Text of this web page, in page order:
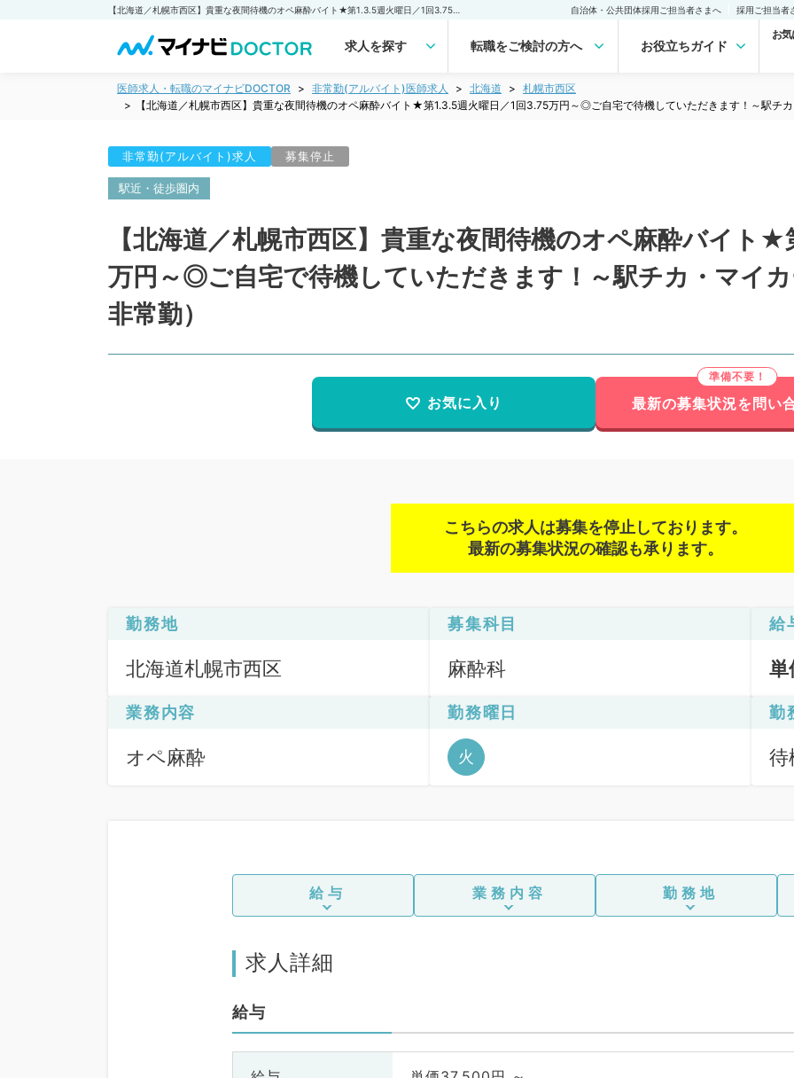
自治体・公共団体採用ご担当者さまへ 採用ご担当者
求人を探す 転職をご検討の方へ お役立ちガイド
お
医師求人・転職のマイナビDOCTOR 非常勤(アルバイト)医師求人 北海道
札幌市西区
【北海道／札幌市西区】貴重な夜間待機のオペ麻酔バイト★第1.3.5週火曜日／1回3.75万円～◎ご自宅で待機していただきます！～駅チ
非常勤(アルバイト)求人 募集停止
駅近・徒歩圏内
【北海道／札幌市西区】貴重な夜間待機のオペ麻酔バイト
万円～◎ご自宅で待機していただきます！～駅チカ・マイ
非常勤）
お気に入り 最新の募集状況を問い
こちらの求人は募集を停止しております。
最新の募集状況の確認も承ります。
勤務地
北海道札幌市西区
募集科目
麻酔科
給
単
業務内容
オペ麻酔
勤務曜日
火
勤
待
給与 業務内容 勤務地
求人詳細
給与